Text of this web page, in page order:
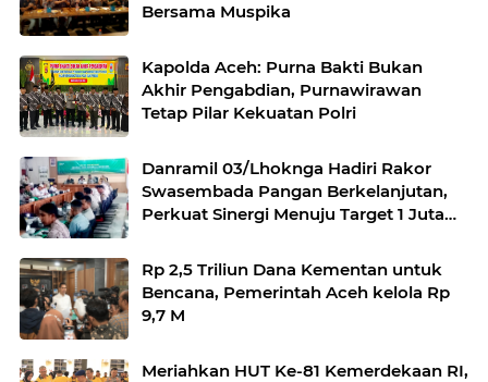
Bersama Muspika
Kapolda Aceh: Purna Bakti Bukan
Akhir Pengabdian, Purnawirawan
Tetap Pilar Kekuatan Polri
Danramil 03/Lhoknga Hadiri Rakor
Swasembada Pangan Berkelanjutan,
Perkuat Sinergi Menuju Target 1 Juta
Rp 2,5 Triliun Dana Kementan untuk
Bencana, Pemerintah Aceh kelola Rp
9,7 M
Meriahkan HUT Ke-81 Kemerdekaan RI,